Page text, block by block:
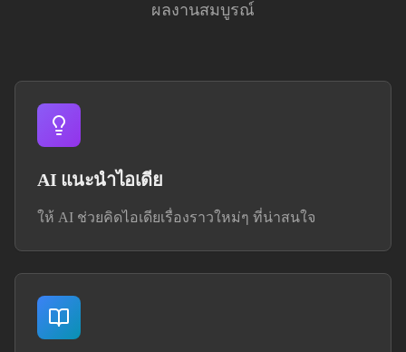
ผลงานสมบูรณ์
AI แนะนำไอเดีย
ให้ AI ช่วยคิดไอเดียเรื่องราวใหม่ๆ ที่น่าสนใจ